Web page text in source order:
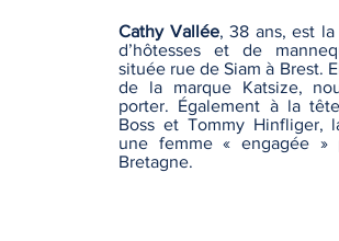
Cathy Vallée, 38 ans, est la
d’hôtesses et de
située rue de Siam à Brest.
de la marque Katsize,
porter. Également à la
Boss et Tommy Hinfliger,
une femme « engagée »
Bretagne.